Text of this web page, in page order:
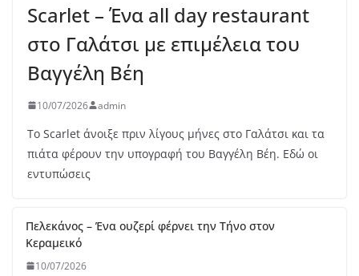
Scarlet – Ένα all day restaurant
στο Γαλάτσι με επιμέλεια του
Βαγγέλη Βέη
10/07/2026 admin
Το Scarlet άνοιξε πριν λίγους μήνες στο Γαλάτσι και τα
πιάτα φέρουν την υπογραφή του Βαγγέλη Βέη. Εδώ οι
εντυπώσεις
Πελεκάνος – Ένα ουζερί φέρνει την Τήνο στον
Κεραμεικό
10/07/2026